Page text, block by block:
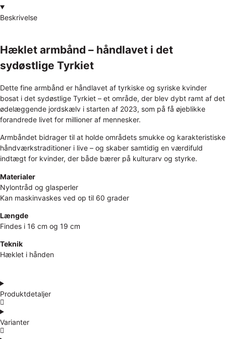
Beskrivelse
Hæklet armbånd – håndlavet i det
sydøstlige Tyrkiet
Dette fine armbånd er håndlavet af tyrkiske og syriske kvinder
bosat i det sydøstlige Tyrkiet – et område, der blev dybt ramt af det
ødelæggende jordskælv i starten af 2023, som på få øjeblikke
forandrede livet for millioner af mennesker.
Armbåndet bidrager til at holde områdets smukke og karakteristiske
håndværkstraditioner i live – og skaber samtidig en værdifuld
indtægt for kvinder, der både bærer på kulturarv og styrke.
Materialer
Nylontråd og glasperler
Kan maskinvaskes ved op til 60 grader
Længde
Findes i 16 cm og 19 cm
Teknik
Hæklet i hånden
Produktdetaljer
Varianter